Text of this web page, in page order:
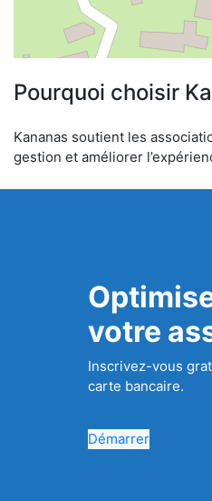
Pourquoi choisir
Kananas soutient les
gestion et améliorer
votre
Inscrivez-vous
carte bancaire.
Démarrer